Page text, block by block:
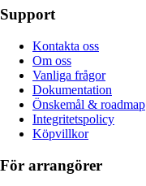
Support
Kontakta oss
Om oss
Vanliga frågor
Dokumentation
Önskemål & roadmap
Integritetspolicy
Köpvillkor
För arrangörer